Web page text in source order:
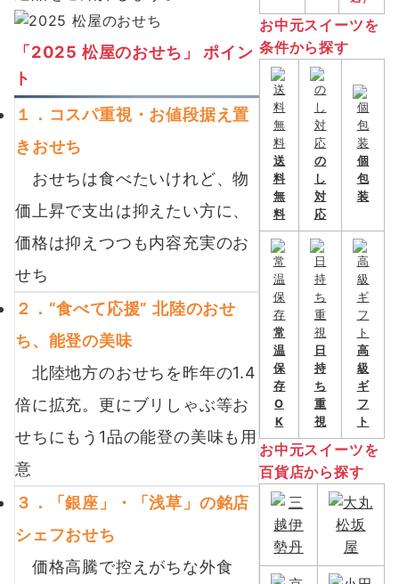
「2025 松屋のおせち」 ポイン
ト
１．コスパ重視・お値段据え置
きおせち
おせちは食べたいけれど、物
価上昇で支出は抑えたい方に、
価格は抑えつつも内容充実のお
せち
２．“食べて応援” 北陸のおせ
ち、能登の美味
北陸地方のおせちを昨年の1.4
倍に拡充。更にブリしゃぶ等お
せちにもう1品の能登の美味も用
意
３．「銀座」・「浅草」の銘店
シェフおせち
価格高騰で控えがちな外食
お中元スイーツを
条件から探す
送
料
無
料
の
し
対
応
個
包
装
常
温
保
存
O
K
日
持
ち
重
視
高
級
ギ
フ
ト
お中元スイーツを
百貨店から探す